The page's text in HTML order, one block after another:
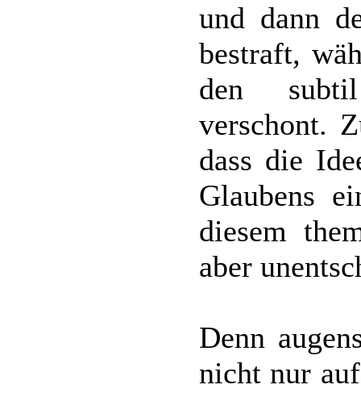
und dann
bestraft,
den subtil
verschont.
dass die
Glaubens
diesem
aber
Denn
nicht nur